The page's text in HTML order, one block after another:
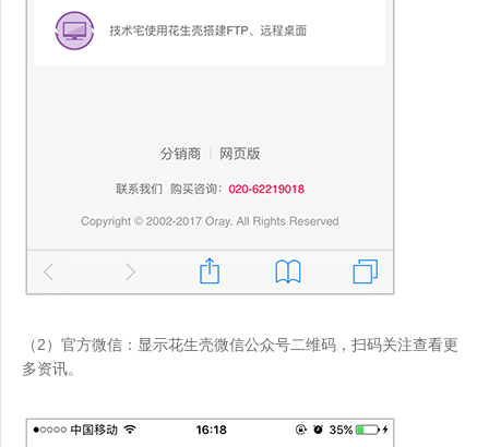
（2）官方微信：显示花生壳微信公众号二维码，扫码关注查看更
多资讯。